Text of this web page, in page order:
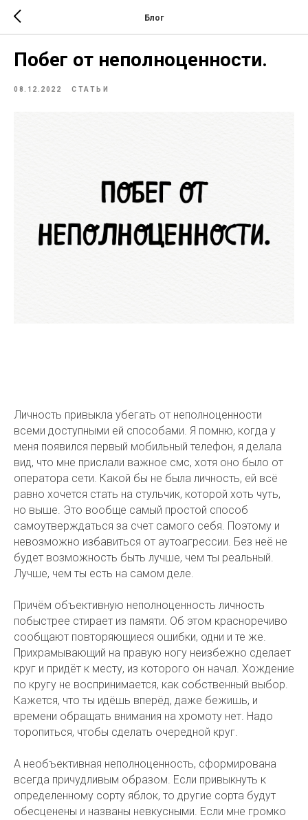
Блог
Побег от неполноценности.
08.12.2022 СТАТЬИ
Личность привыкла убегать от неполноценности
всеми доступными ей способами. Я помню, когда у
меня появился первый мобильный телефон, я делала
вид, что мне прислали важное смс, хотя оно было от
оператора сети. Какой бы не была личность, ей всё
равно хочется стать на стульчик, которой хоть чуть,
но выше. Это вообще самый простой способ
самоутверждаться за счет самого себя. Поэтому и
невозможно избавиться от аутоагрессии. Без неё не
будет возможность быть лучше, чем ты реальный.
Лучше, чем ты есть на самом деле.
Причём объективную неполноценность личность
побыстрее стирает из памяти. Об этом красноречиво
сообщают повторяющиеся ошибки, одни и те же.
Прихрамывающий на правую ногу неизбежно сделает
круг и придёт к месту, из которого он начал. Хождение
по кругу не воспринимается, как собственный выбор.
Кажется, что ты идёшь вперёд, даже бежишь, и
времени обращать внимания на хромоту нет. Надо
торопиться, чтобы сделать очередной круг.
А необъективная неполноценность, сформирована
всегда причудливым образом. Если привыкнуть к
определенному сорту яблок, то другие сорта будут
обесценены и названы невкусными. Если мне громко